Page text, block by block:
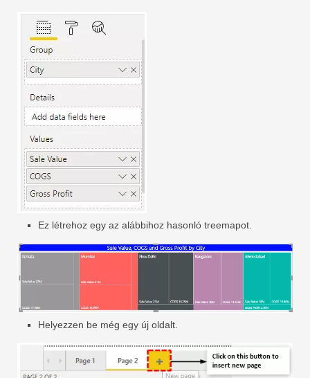
Ez létrehoz egy az alábbihoz hasonló treemapot.
Helyezzen be még egy új oldalt.